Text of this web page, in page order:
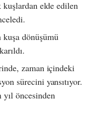
kuşlardan elde edilen
dönüşümü
zaman içindeki
sürecini yansıtıyor.
öncesinden